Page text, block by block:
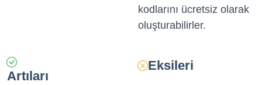
kodlarını ücretsiz olarak
oluşturabilirler.
Artıları
Eksileri